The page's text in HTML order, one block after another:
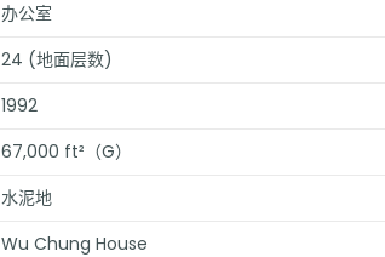
办公室
24 (地面层数)
1992
67,000 ft²（G）
水泥地
Wu Chung House